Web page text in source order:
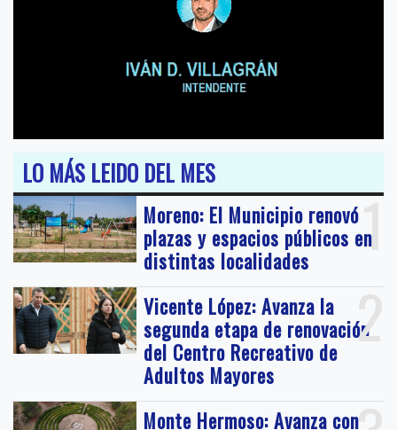
LO MÁS LEIDO DEL MES
1
Moreno: El Municipio renovó
plazas y espacios públicos en
distintas localidades
2
Vicente López: Avanza la
segunda etapa de renovación
del Centro Recreativo de
Adultos Mayores
Monte Hermoso: Avanza con